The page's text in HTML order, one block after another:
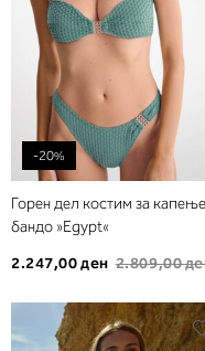
-20%
Горен дел костим за
бандо »Egypt«
2.247,00 ден 2.809,00